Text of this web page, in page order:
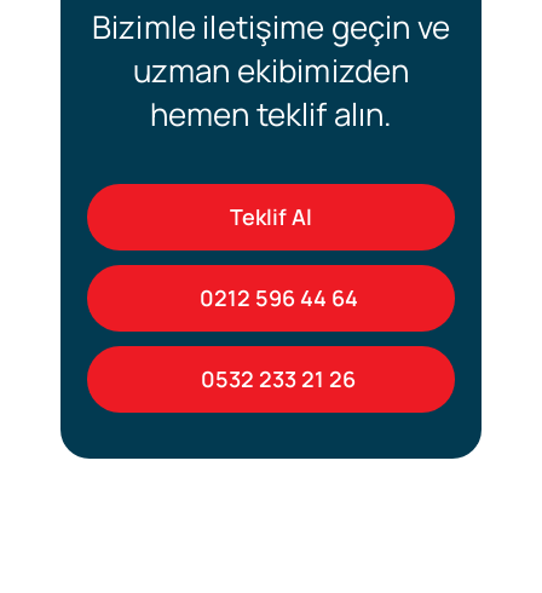
Bizimle iletişime geçin ve
uzman ekibimizden
hemen teklif alın.
Teklif Al
0212 596 44 64
0532 233 21 26